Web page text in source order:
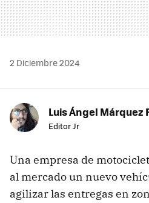
2 Diciembre 2024
Luis Ángel Márquez
Editor Jr
Una empresa de
al mercado un nuevo
agilizar las entregas en